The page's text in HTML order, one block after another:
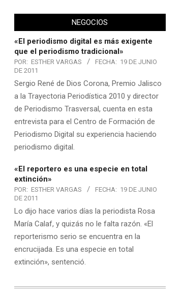
NEGOCIOS
«El periodismo digital es más exigente
que el periodismo tradicional»
POR: ESTHER VARGAS FECHA: 19 DE JUNIO
DE 2011
Sergio René de Dios Corona, Premio Jalisco
a la Trayectoria Periodística 2010 y director
de Periodismo Trasversal, cuenta en esta
entrevista para el Centro de Formación de
Periodismo Digital su experiencia haciendo
periodismo digital.
«El reportero es una especie en total
extinción»
POR: ESTHER VARGAS FECHA: 19 DE JUNIO
DE 2011
Lo dijo hace varios días la periodista Rosa
María Calaf, y quizás no le falta razón. «El
reporterismo serio se encuentra en la
encrucijada. Es una especie en total
extinción», sentenció.